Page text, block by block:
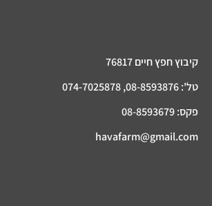
קיבוץ חפץ חיים 76817
טל': 08-8593876, 074-7025878
פקס: 08-8593679
havafarm@gmail.com